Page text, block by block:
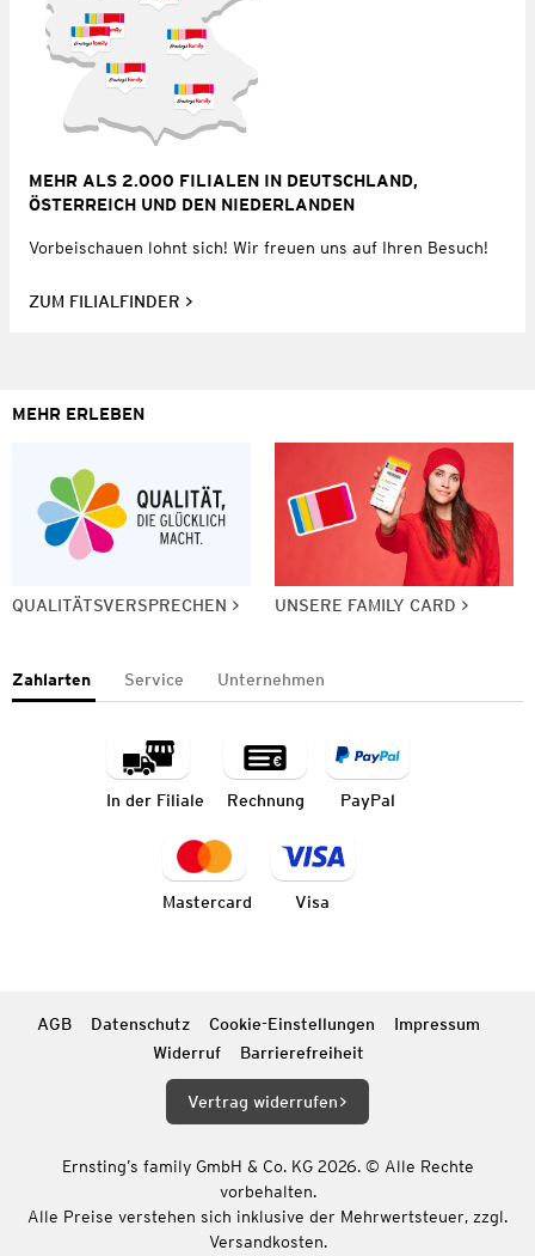
MEHR ALS 2.000 FILIALEN IN DEUTSCHLAND,
ÖSTERREICH UND DEN NIEDERLANDEN
Vorbeischauen lohnt sich! Wir freuen uns auf Ihren Besuch!
ZUM FILIALFINDER
MEHR ERLEBEN
QUALITÄTSVERSPRECHEN UNSERE FAMILY CARD
Zahlarten Service Unternehmen
In der Filiale Rechnung PayPal
Mastercard Visa
AGB Datenschutz Cookie-Einstellungen
Impressum
Widerruf
Barrierefreiheit
Vertrag widerrufen
Ernsting’s family GmbH & Co. KG 2026. © Alle Rechte
vorbehalten.
Alle Preise verstehen sich inklusive der Mehrwertsteuer, zzgl.
Versandkosten.